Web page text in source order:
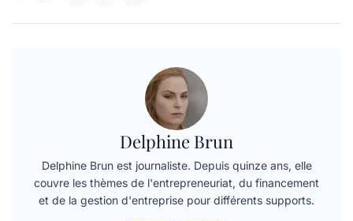
Delphine Brun
Delphine Brun est journaliste. Depuis quinze ans, elle
couvre les thèmes de l'entrepreneuriat, du financement
et de la gestion d'entreprise pour différents supports.